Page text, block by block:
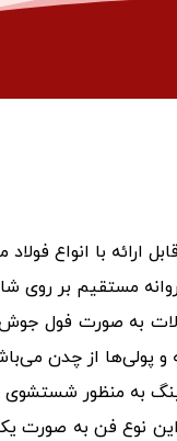
و پولی‌ها از چدن
به منظور شستشوی
گردشی است و این